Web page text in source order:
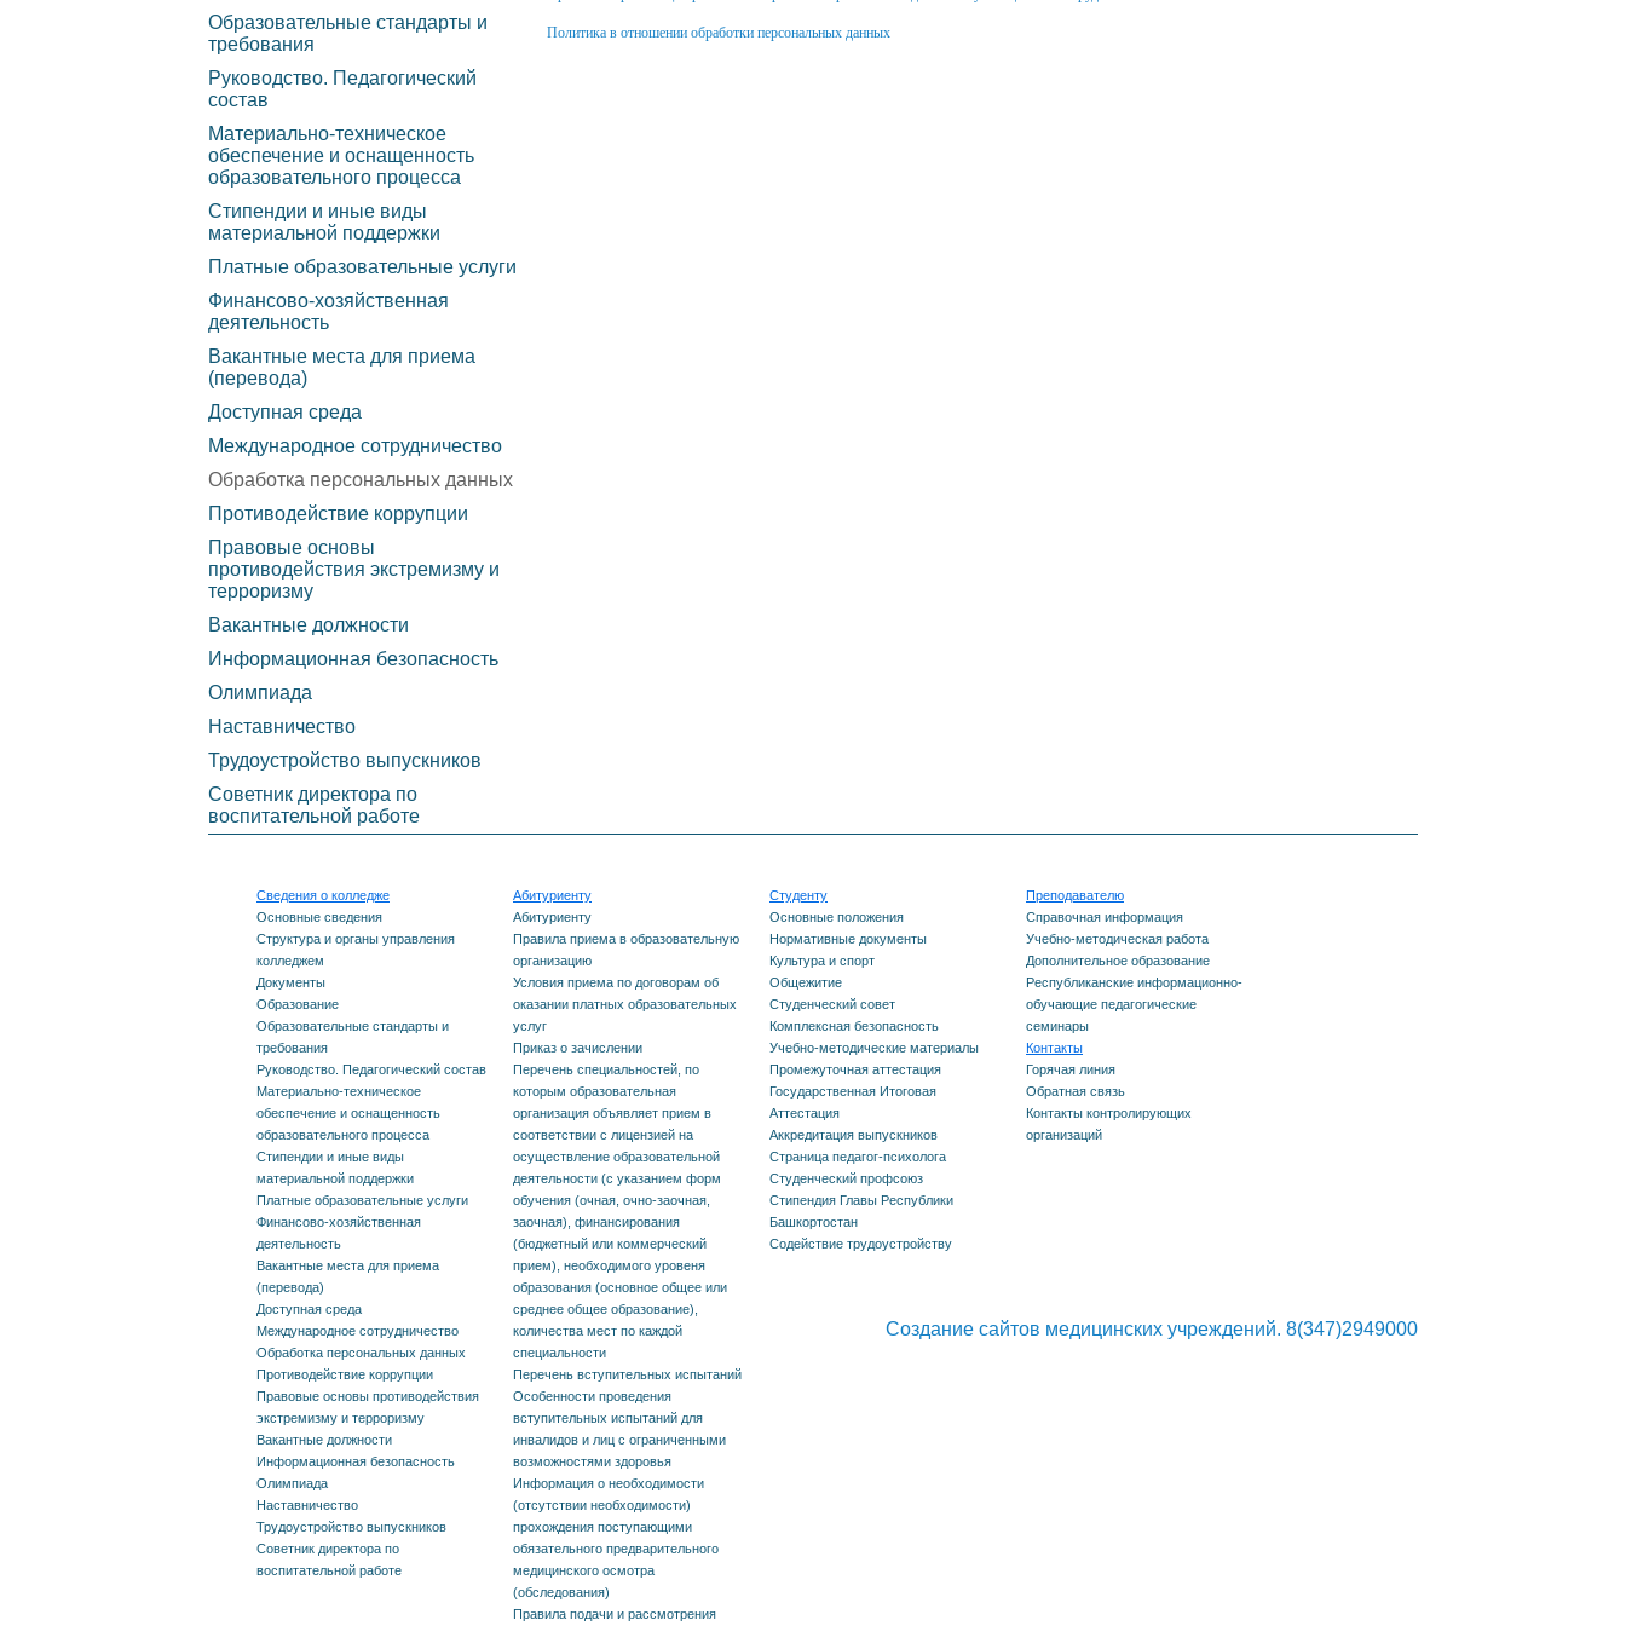
Образовательные
стандарты и требования
Руководство.
Педагогический состав
Материально-техническое
обеспечение и
оснащенность
образовательного
процесса
Стипендии и иные виды
материальной поддержки
услуги
Финансово-хозяйственная
деятельность
Вакантные места для
приема (перевода)
Доступная среда
Международное
сотрудничество
данных
Противодействие
коррупции
Правовые основы
противодействия
экстремизму и терроризму
Вакантные должности
Информационная
безопасность
Олимпиада
Наставничество
Трудоустройство
выпускников
Советник директора по
воспитательной работе
платных образовательных
организация объявляет
деятельности (с указанием
форм обучения (очная,
финансирования
необходимого уровеня
Перечень вступительных
испытаний
Особенности проведения
вступительных испытаний
для инвалидов и лиц с
ограниченными
возможностями здоровья
Информация о
необходимости (отсутствии
необходимости)
прохождения
поступающими
обязательного
предварительного
медицинского осмотра
(обследования)
Правила подачи и
рассмотрения апелляций
по результатам
Комплексная безопасность
Республиканские
информационно-
Политика в отношении обработки персональных данных
Образовательные стандарты и
требования
Руководство. Педагогический
состав
Материально-техническое
обеспечение и оснащенность
образовательного процесса
Стипендии и иные виды
материальной поддержки
Платные образовательные услуги
Финансово-хозяйственная
деятельность
Вакантные места для приема
(перевода)
Доступная среда
Международное сотрудничество
Обработка персональных данных
Противодействие коррупции
Правовые основы
противодействия экстремизму и
терроризму
Вакантные должности
Информационная безопасность
Олимпиада
Наставничество
Трудоустройство выпускников
Советник директора по
воспитательной работе
Сведения о колледже
Основные сведения
Структура и органы управления
колледжем
Документы
Образование
Образовательные стандарты и
требования
Руководство. Педагогический состав
Материально-техническое
обеспечение и оснащенность
образовательного процесса
Стипендии и иные виды
материальной поддержки
Платные образовательные услуги
Финансово-хозяйственная
деятельность
Вакантные места для приема
(перевода)
Доступная среда
Международное сотрудничество
Обработка персональных данных
Противодействие коррупции
Правовые основы противодействия
экстремизму и терроризму
Вакантные должности
Информационная безопасность
Олимпиада
Наставничество
Трудоустройство выпускников
Советник директора по
воспитательной работе
Абитуриенту
Абитуриенту
Правила приема в образовательную
организацию
Условия приема по договорам об
оказании платных образовательных
услуг
Приказ о зачислении
Перечень специальностей, по
которым образовательная
организация объявляет прием в
соответствии с лицензией на
осуществление образовательной
деятельности (с указанием форм
обучения (очная, очно-заочная,
заочная), финансирования
(бюджетный или коммерческий
прием), необходимого уровеня
образования (основное общее или
среднее общее образование),
количества мест по каждой
специальности
Перечень вступительных испытаний
Особенности проведения
вступительных испытаний для
инвалидов и лиц с ограниченными
возможностями здоровья
Информация о необходимости
(отсутствии необходимости)
прохождения поступающими
обязательного предварительного
медицинского осмотра
(обследования)
Правила подачи и рассмотрения
Студенту
Основные положения
Нормативные документы
Культура и спорт
Общежитие
Студенческий совет
Комплексная безопасность
Учебно-методические материалы
Промежуточная аттестация
Государственная Итоговая
Аттестация
Аккредитация выпускников
Страница педагог-психолога
Студенческий профсоюз
Стипендия Главы Республики
Башкортостан
Содействие трудоустройству
Преподавателю
Справочная информация
Учебно-методическая работа
Дополнительное образование
Республиканские информационно-
обучающие педагогические
семинары
Контакты
Горячая линия
Обратная связь
Контакты контролирующих
организаций
Создание сайтов медицинских учреждений. 8(347)2949000